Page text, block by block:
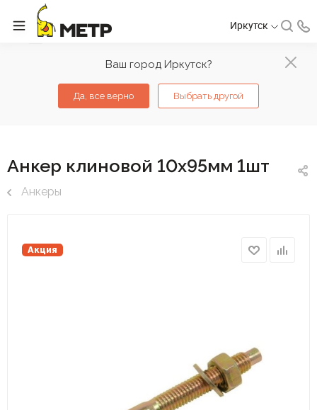
Ваш город Иркутск?
Да, все верно Выбрать другой
Иркутск
Анкер клиновой 10х95мм 1шт
Анкеры
Акция